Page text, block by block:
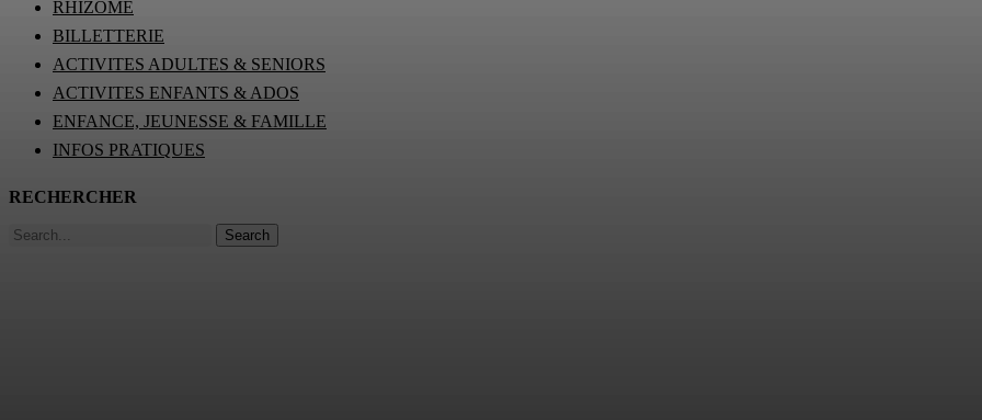
RHIZOME
BILLETTERIE
ACTIVITES ADULTES & SENIORS
ACTIVITES ENFANTS & ADOS
ENFANCE, JEUNESSE & FAMILLE
INFOS PRATIQUES
RECHERCHER
Search